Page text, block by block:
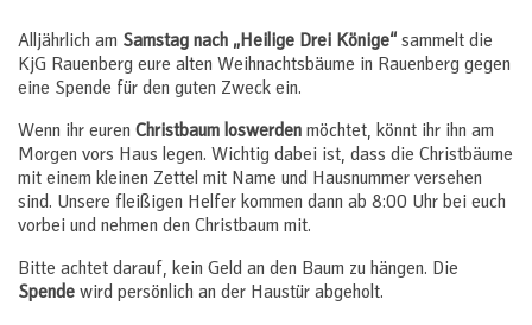
Alljährlich am Samstag nach „Heilige Drei Könige“ sammelt die
KjG Rauenberg eure alten Weihnachtsbäume in Rauenberg gegen
eine Spende für den guten Zweck ein.
Wenn ihr euren Christbaum loswerden möchtet, könnt ihr ihn am
Morgen vors Haus legen. Wichtig dabei ist, dass die Christbäume
mit einem kleinen Zettel mit Name und Hausnummer versehen
sind. Unsere fleißigen Helfer kommen dann ab 8:00 Uhr bei euch
vorbei und nehmen den Christbaum mit.
Bitte achtet darauf, kein Geld an den Baum zu hängen. Die
Spende wird persönlich an der Haustür abgeholt.